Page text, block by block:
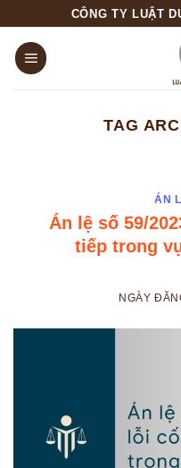
content
CÔNG TY LUẬT
TAG
ÁN
Án lệ số 59/
tiếp trong
NGÀY